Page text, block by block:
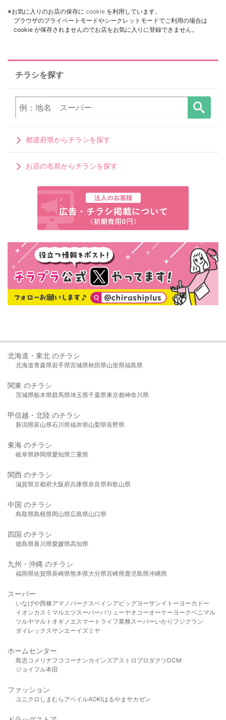
※お気に入りのお店の保存に cookie を利用しています。
ブラウザのプライベートモードやシークレットモードでご利用の場合は
cookie が保存されませんのでお店をお気に入りに登録できません。
チラシを探す
都道府県からチラシを探す
お店の名前からチラシを探す
北海道・東北 のチラシ
北海道青森県岩手県宮城県秋田県山形県福島県
関東 のチラシ
茨城県栃木県群馬県埼玉県千葉県東京都神奈川県
甲信越・北陸 のチラシ
新潟県富山県石川県福井県山梨県長野県
東海 のチラシ
岐阜県静岡県愛知県三重県
関西 のチラシ
滋賀県京都府大阪府兵庫県奈良県和歌山県
中国 のチラシ
鳥取県島根県岡山県広島県山口県
四国 のチラシ
徳島県香川県愛媛県高知県
九州・沖縄 のチラシ
福岡県佐賀県長崎県熊本県大分県宮崎県鹿児島県沖縄県
スーパー
いなげや西條アマノパークスベイシア ビッグヨーサンイトーヨーカドー
イオンカスミ マルエツスーパーバリューヤオコーオーケー ヨークベニマル
ツルヤマルト オギノ エスマート ライフ業務スーパーいかり フジグラン
ダイレックスサンエーイズミヤ
ホームセンター
島忠 コメリ ナフコ コーナンカインズアストロプロダクツDCM
ジョイフル本田
ファッション
ユニクロ しまむら アベイルAOKIはるやま サカゼン